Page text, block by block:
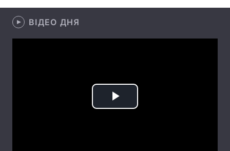
Думки
Вакансії
ВІДЕО ДНЯ
Play